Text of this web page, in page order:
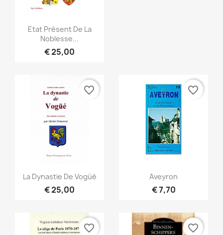
Snel bekijken
Etat Présent De La
Noblesse...
€ 25,00
Snel bekijken
La Dynastie De Vogüé
€ 25,00
favorite_border
Snel bekijken
Aveyron
€ 7,70
favorite_border
favorite_border favorite_border